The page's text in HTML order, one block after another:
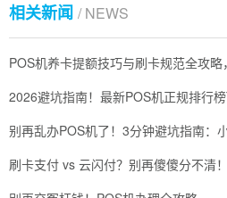
相关新闻 / NEWS
2026避坑指南！最新POS机正规排行